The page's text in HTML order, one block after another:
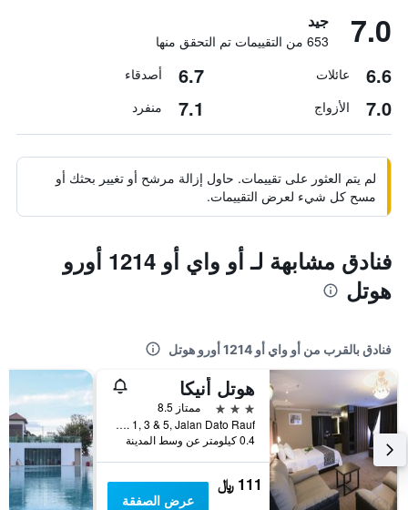
7.0 جيد
653 من التقييمات تم التحقق منها
6.6 عائلات 6.7 أصدقاء
7.0 الأزواج 7.1 منفرد
لم يتم العثور على تقييمات. حاول إزالة مرشح أو تغيير بحثك أو
مسح كل شيء لعرض التقييمات.
فنادق مشابهة لـ أو واي أو 1214 أورو
هوتل
فنادق بالقرب من أو واي أو 1214 أورو هوتل
هوتل أنيكا
3 نجوم
ممتاز 8.5
No. 1, 3 & 5, Jalan Dato Rauf, كلوانغ, ماليزيا
0.4 كيلومتر عن وسط المدينة
111 ﷼
عرض الصفقة